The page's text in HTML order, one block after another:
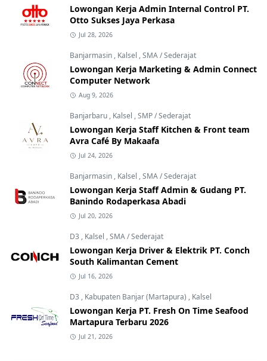
Lowongan Kerja Admin Internal Control PT.
Otto Sukses Jaya Perkasa
Jul 28, 2026
Banjarmasin, Kalsel ,SMA / Sederajat
Lowongan Kerja Marketing & Admin Connect
Computer Network
Aug 9, 2026
Banjarbaru, Kalsel ,SMP / Sederajat
Lowongan Kerja Staff Kitchen & Front team
Avra Café By Makaafa
Jul 24, 2026
Banjarmasin, Kalsel ,SMA / Sederajat
Lowongan Kerja Staff Admin & Gudang PT.
Banindo Rodaperkasa Abadi
Jul 20, 2026
D3 , Kalsel ,SMA / Sederajat
Lowongan Kerja Driver & Elektrik PT. Conch
South Kalimantan Cement
Jul 16, 2026
D3 , Kabupaten Banjar (Martapura) , Kalsel
Lowongan Kerja PT. Fresh On Time Seafood
Martapura Terbaru 2026
Jul 21, 2026